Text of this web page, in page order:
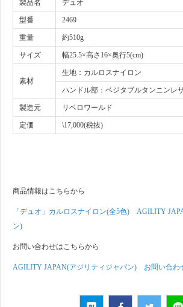
製品名 デュオ
型番 2469
重量 約510g
サイズ 幅25.5×高さ16×奥行5(cm)
素材
生地：カルロスナイロン
ハンドル部：ベジタブルタンニンレ
製造元 リベロワールド
定価 \17,000(税抜)
商品情報はこちらから
「デュオ」カルロスナイロン(全5色) AGILITY
ン)
お問い合わせはこちらから
AGILITY JAPAN(アジリティジャパン) お問い合わ